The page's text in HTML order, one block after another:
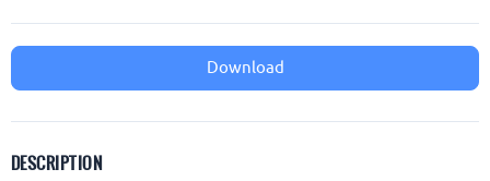
Download
DESCRIPTION